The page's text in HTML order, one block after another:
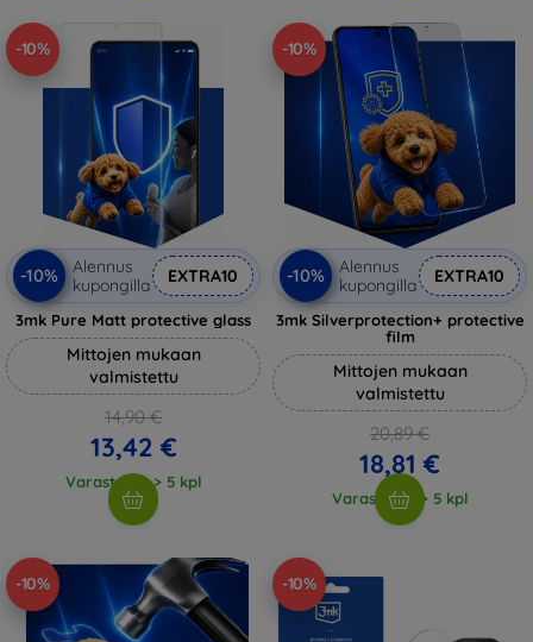
-10%
-10%
Alennus
kupongilla
EXTRA10
3mk Pure Matt protective glass
Mittojen mukaan
valmistettu
14,90 €
13,42 €
Varastossa > 5 kpl
-10%
-10%
Alennus
kupongilla
EXTRA10
3mk Silverprotection+ protective
film
Mittojen mukaan
valmistettu
20,89 €
18,81 €
Varastossa > 5 kpl
-10% -10%